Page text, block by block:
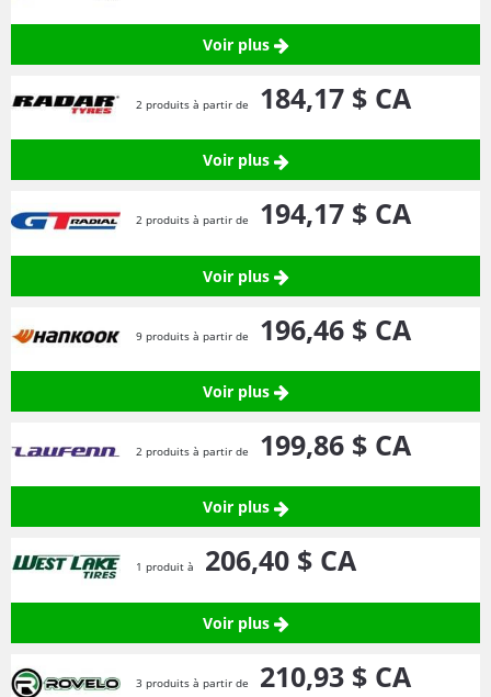
Voir plus
2 produits à partir de 184,17 $ CA
Voir plus
2 produits à partir de 194,17 $ CA
Voir plus
9 produits à partir de 196,46 $ CA
Voir plus
2 produits à partir de 199,86 $ CA
Voir plus
1 produit à 206,40 $ CA
Voir plus
3 produits à partir de 210,93 $ CA